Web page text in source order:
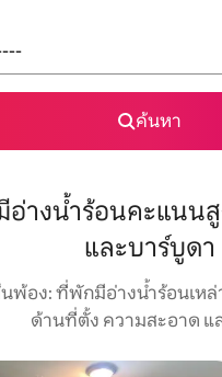
ค้นหา
างน้ำร้อนคะแนนสู
และบาร์บูดา
นพ้อง: ที่พักมีอ่างน้ำร้อนเห
ด้านที่ตั้ง ความสะอาด แ